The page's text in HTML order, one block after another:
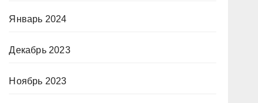
Январь 2024
Декабрь 2023
Ноябрь 2023